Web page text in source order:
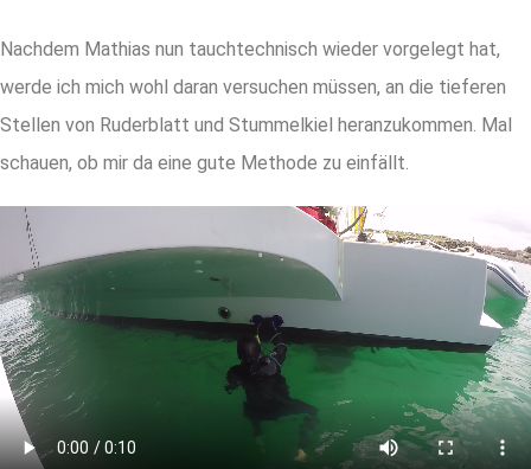
Nachdem Mathias nun tauchtechnisch wieder vorgelegt hat,
werde ich mich wohl daran versuchen müssen, an die tieferen
Stellen von Ruderblatt und Stummelkiel heranzukommen. Mal
schauen, ob mir da eine gute Methode zu einfällt.